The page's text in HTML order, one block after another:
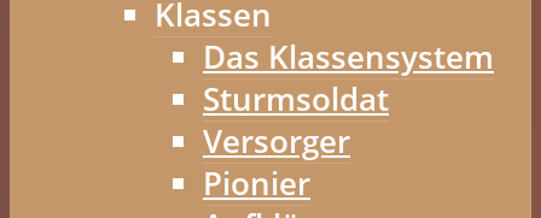
Klassen
Das Klassensystem
Sturmsoldat
Versorger
Pionier